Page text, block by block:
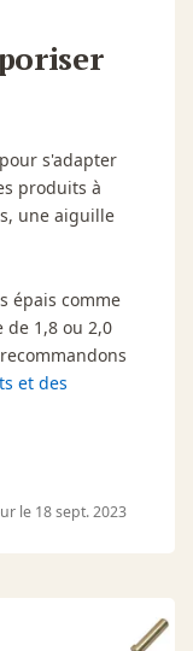
pour s'adapter
produits à
une aiguille
épais comme
1,8 ou 2,0
et des
le 18 sept. 2023